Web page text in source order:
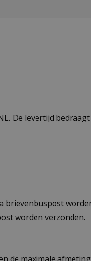
De levertijd
brievenbuspost
worden verzonden.
de maximale